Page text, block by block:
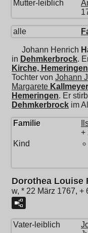
Mutter-leiblich
alle
Johann Henrich
in Dehmkerbrock.
Kirche, Hemeringen
Tochter von Johann
Margarete Kallmeyer
Hemeringen. Er
Dehmkerbrock im
Familie
+
Kind
Dorothea Louise
w, * 22 März 1767, +
Vater-leiblich